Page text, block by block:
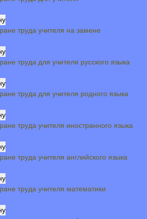
труда учителя на замене
труда для учителя русского языка
труда для учителя родного языка
труда учителя иностранного языка
труда учителя английского языка
труда учителя математики